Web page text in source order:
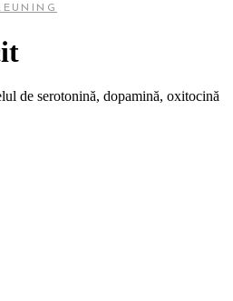
de serotonină, dopamină, oxitocină